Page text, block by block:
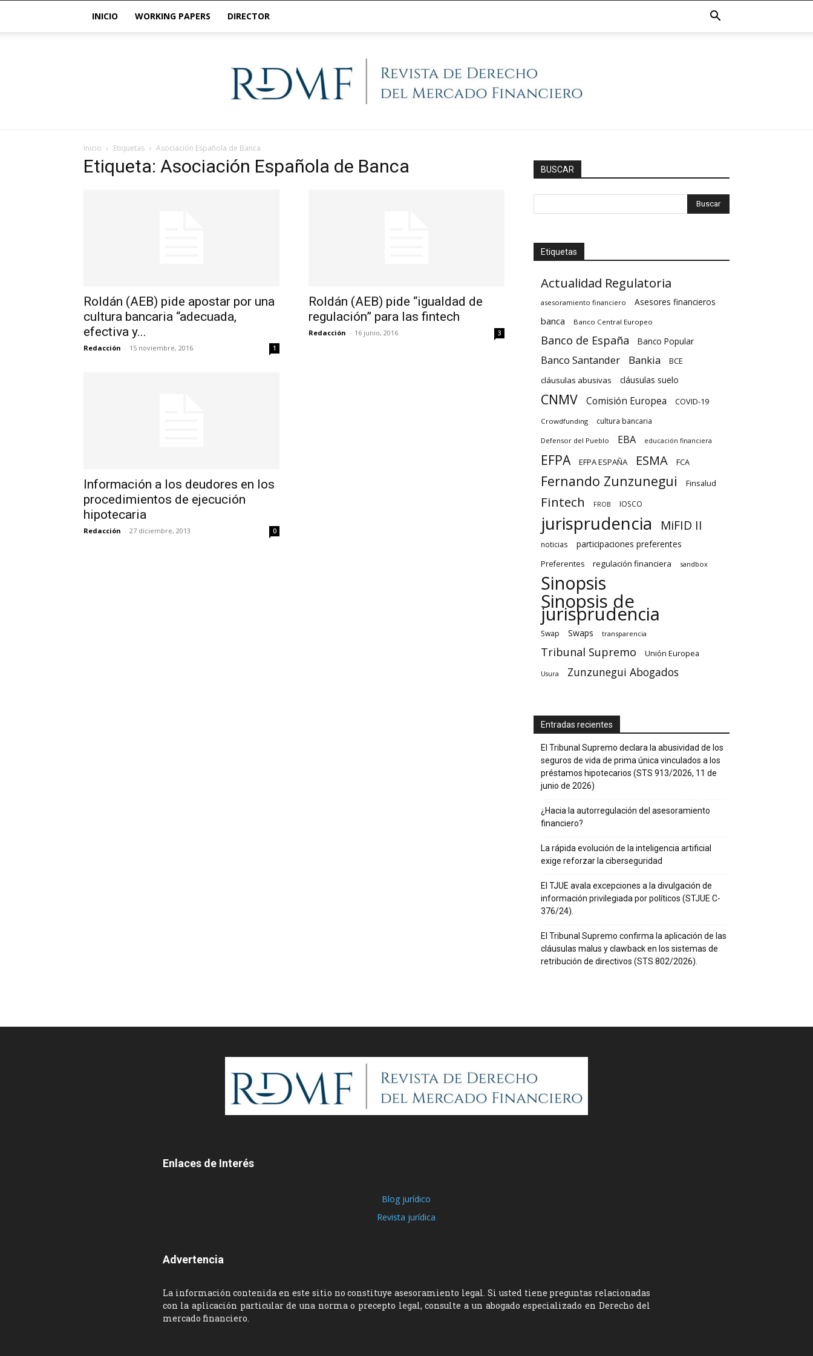
INICIO WORKING PAPERS DIRECTOR
Inicio Etiquetas Asociación Española de Banca
Etiqueta: Asociación Española de Banca
Roldán (AEB) pide apostar por una
cultura bancaria “adecuada,
efectiva y...
Redacción - 15 noviembre, 2016 1
Roldán (AEB) pide “igualdad de
regulación” para las fintech
Redacción - 16 junio, 2016 3
Información a los deudores en los
procedimientos de ejecución
hipotecaria
Redacción - 27 diciembre, 2013 0
BUSCAR
Etiquetas
Actualidad Regulatoria
asesoramiento financiero Asesores financieros
banca Banco Central Europeo
Banco de España Banco Popular
Banco Santander Bankia BCE
cláusulas abusivas cláusulas suelo
CNMV Comisión Europea COVID-19
Crowdfunding cultura bancaria
Defensor del Pueblo EBA educación financiera
EFPA EFPA ESPAÑA ESMA FCA
Fernando Zunzunegui Finsalud
Fintech FROB IOSCO
jurisprudencia MiFID II
noticias participaciones preferentes
Preferentes regulación financiera sandbox
Sinopsis
Sinopsis de
jurisprudencia
Swap Swaps transparencia
Tribunal Supremo Unión Europea
Usura Zunzunegui Abogados
Entradas recientes
El Tribunal Supremo declara la abusividad de los
seguros de vida de prima única vinculados a los
préstamos hipotecarios (STS 913/2026, 11 de
junio de 2026)
¿Hacia la autorregulación del asesoramiento
financiero?
La rápida evolución de la inteligencia artificial
exige reforzar la ciberseguridad
El TJUE avala excepciones a la divulgación de
información privilegiada por políticos (STJUE C-
376/24).
El Tribunal Supremo confirma la aplicación de las
cláusulas malus y clawback en los sistemas de
retribución de directivos (STS 802/2026).
Enlaces de Interés
Blog jurídico
Revista jurídica
Advertencia
La información contenida en este sitio no constituye asesoramiento legal. Si usted tiene preguntas relacionadas
con la aplicación particular de una norma o precepto legal, consulte a un abogado especializado en Derecho del
mercado financiero.